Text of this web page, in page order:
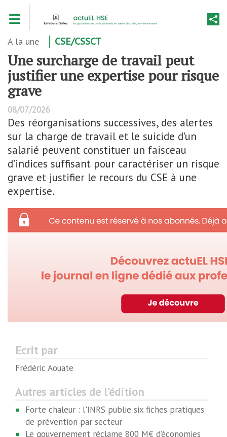
contenu
A la une CSE/CSSCT
Une surcharge de travail peut
justifier une expertise pour risque
grave
08/07/2026
Des réorganisations successives, des alertes
sur la charge de travail et le suicide d’un
salarié peuvent constituer un faisceau
d’indices suffisant pour caractériser un risque
grave et justifier le recours du CSE à une
expertise.
Ecrit par
Frédéric Aouate
Autres articles de l'édition
Forte chaleur : l'INRS publie six fiches pratiques
de prévention par secteur
Le gouvernement réclame 800 M€ d’économies